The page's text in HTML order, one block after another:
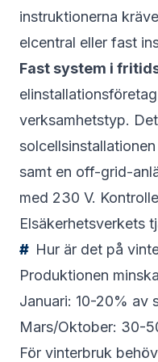
instruktionerna
elcentral eller fast
Fast system i
verksamhetstyp.
samt en off-grid-
med 230 V.
Elsäkerhetsverkets
Hur är det på
Produktionen
Januari: 10-20% av
Mars/Oktober: 30-
För vinterbruk